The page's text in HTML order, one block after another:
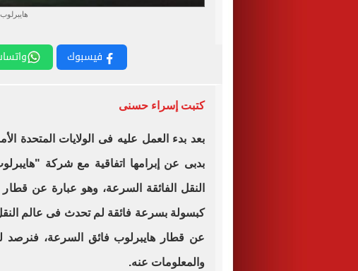
هايبرلوب
فيسبوك
كتبت إسراء حسنى
بعد بدء العمل عليه فى الولايات المتحدة
بدبى عن إبرامها اتفاقية مع شركة
النقل الفائقة السرعة، وهو عبارة عن
كبسولة بسرعة فائقة لم تحدث فى عالم
عن قطار هايبرلوب فائق السرعة، فنرصد
والمعلومات عنه.